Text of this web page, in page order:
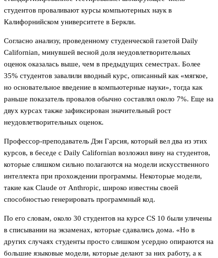
студентов проваливают курсы компьютерных наук в
Калифорнийском университете в Беркли.
Согласно анализу, проведенному студенческой газетой Daily
Californian, минувшей весной доля неудовлетворительных
оценок оказалась выше, чем в предыдущих семестрах. Более
35% студентов завалили вводный курс, описанный как «мягкое,
но основательное введение в компьютерные науки», тогда как
раньше показатель провалов обычно составлял около 7%. Еще на
двух курсах также зафиксирован значительный рост
неудовлетворительных оценок.
Профессор-преподаватель Дэн Гарсия, который вел два из этих
курсов, в беседе с Daily Californian возложил вину на студентов,
которые слишком сильно полагаются на модели искусственного
интеллекта при прохождении программы. Некоторые модели,
такие как Claude от Anthropic, широко известны своей
способностью генерировать программный код.
По его словам, около 30 студентов на курсе CS 10 были уличены
в списывании на экзаменах, которые сдавались дома. «Но в
других случаях студенты просто слишком усердно опираются на
большие языковые модели, которые делают за них работу, а к